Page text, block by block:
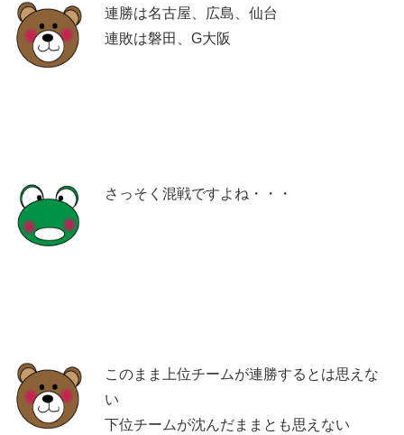
連勝は名古屋、広島、仙台
連敗は磐田、G大阪
さっそく混戦ですよね・・・
このまま上位チームが連勝するとは思えな
い
下位チームが沈んだままとも思えない